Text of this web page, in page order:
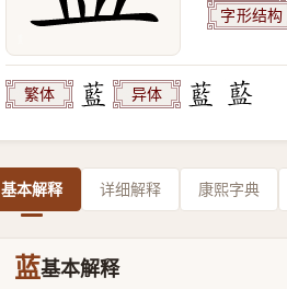
字形结构
繁体 异体
基本解释 详细解释 康熙字典
蓝基本解释